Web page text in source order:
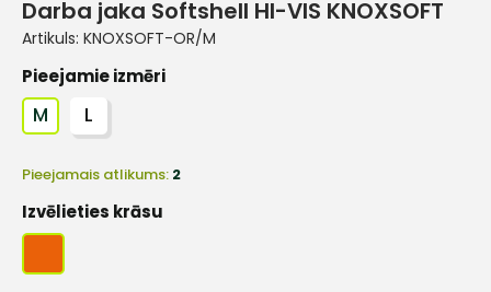
Darba jaka Softshell HI-VIS KNOXSOFT
Artikuls: KNOXSOFT-OR/M
Pieejamie izmēri
M L
Pieejamais atlikums: 2
Izvēlieties krāsu